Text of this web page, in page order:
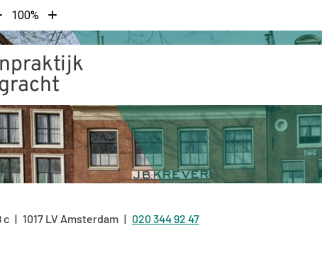
100%
Tekst
vergroten
met
10%
c 1017 LV Amsterdam Tel:
020 344 92 47